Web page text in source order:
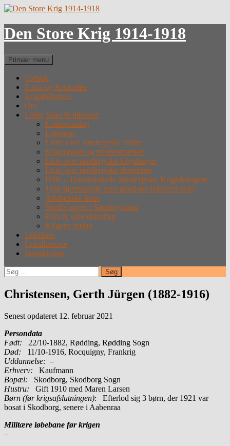
Hop
indhold
Den Store Krig 1914-1918
Søg
Primær menu
Forside
Fotos og Arkivalier
Krigsdeltagere
Om
Lister, links & litteratur
Undervisning
Litteratur
Lister over sønderjyske faldne
Krigergrave og mindesmærker
Liste over sønderjyske krigsfanger
Liste over sønderjyske desertører
DSK – Dansksindede Sønderjyske Krigsdeltagere
Tysk hjemmeside med tabslister (eksternt link)
Alfabetiske lister
Straffefanger i Sønderjylland
Film & videoforedrag
Krigens forløb
Leksikon
Lokalhistorie
Introduction
Søg
efter:
Christensen, Gerth Jürgen (1882-1916)
Senest opdateret 12. februar 2021
Persondata
Født: 22/10-1882, Rødding, Rødding Sogn
Død: 11/10-1916, Rocquigny, Frankrig
Uddannelse: –
Erhverv: Kaufmann
Bopæl: Skodborg, Skodborg Sogn
Hustru: Gift 1910 med Maren Larsen
Børn (før krigsafslutningen): Efterlod sig 3 børn, der 1921 var
bosat i Skodborg, senere i Aabenraa
Militære løbebane før krigen
–